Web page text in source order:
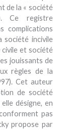
de la « société
Ce registre
complications
société incivile
et société
jouissants de
règles de la
Cet auteur
de société
désigne, en
pas
propose par